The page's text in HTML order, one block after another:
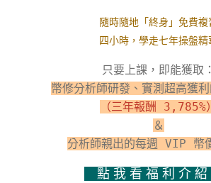
隨時隨地「終身」免費複
四小時，學走七年操盤精
只要上課，即能獲取：
幣修分析師研發、 實測超高獲利
（三年報酬 3,785%）
＆
分析師親出的每週 VIP 幣
點 我 看 福 利 介